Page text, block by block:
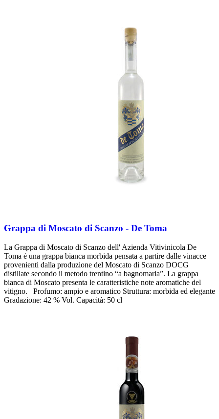
Grappa di Moscato di Scanzo - De Toma
La Grappa di Moscato di Scanzo dell' Azienda Vitivinicola De
Toma è una grappa bianca morbida pensata a partire dalle vinacce
provenienti dalla produzione del Moscato di Scanzo DOCG
distillate secondo il metodo trentino “a bagnomaria”. La grappa
bianca di Moscato presenta le caratteristiche note aromatiche del
vitigno. Profumo: ampio e aromatico Struttura: morbida ed elegante
Gradazione: 42 % Vol. Capacità: 50 cl